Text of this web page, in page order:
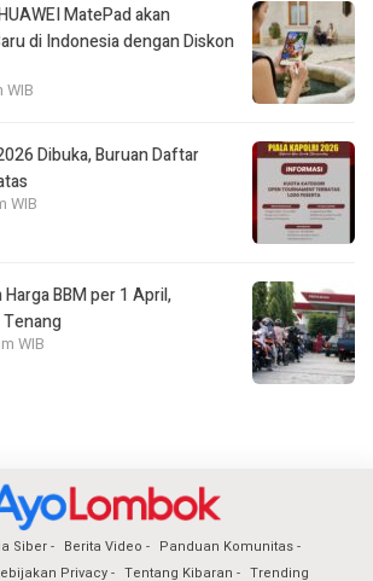
MatePad akan
di Indonesia dengan Diskon
WIB
Dibuka, Buruan Daftar
WIB
BBM per 1 April,
Tenang
WIB
Siber Berita Video
Panduan Komunitas
Privacy
Tentang Kibaran Trending